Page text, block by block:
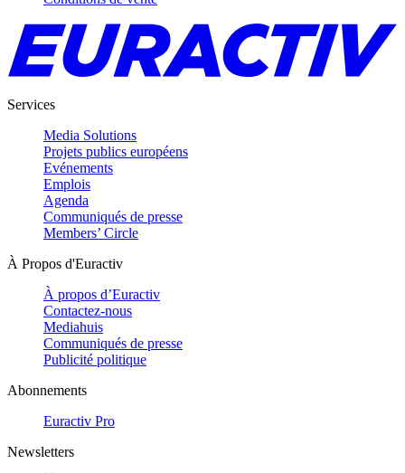
Services
Media Solutions
Projets publics européens
Evénements
Emplois
Agenda
Communiqués de presse
Members’ Circle
À Propos d'Euractiv
À propos d’Euractiv
Contactez-nous
Mediahuis
Communiqués de presse
Publicité politique
Abonnements
Euractiv Pro
Newsletters